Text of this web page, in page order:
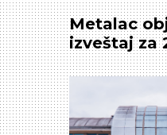
Metalac
izveštaj za